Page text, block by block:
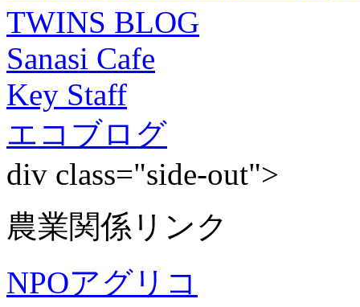
TWINS BLOG
Sanasi Cafe
Key Staff
エコブログ
div class="side-out">
農業関係リンク
NPOアグリコ